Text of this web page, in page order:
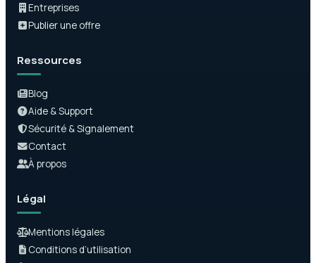
Entreprises
Publier une offre
Ressources
Blog
Aide & Support
Sécurité & Signalement
Contact
À propos
Légal
Mentions légales
Conditions d’utilisation